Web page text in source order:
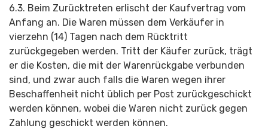
6.3. Beim Zurücktreten erlischt der Kaufvertrag vom
Anfang an. Die Waren müssen dem Verkäufer in
vierzehn (14) Tagen nach dem Rücktritt
zurückgegeben werden. Tritt der Käufer zurück, trägt
er die Kosten, die mit der Warenrückgabe verbunden
sind, und zwar auch falls die Waren wegen ihrer
Beschaffenheit nicht üblich per Post zurückgeschickt
werden können, wobei die Waren nicht zurück gegen
Zahlung geschickt werden können.